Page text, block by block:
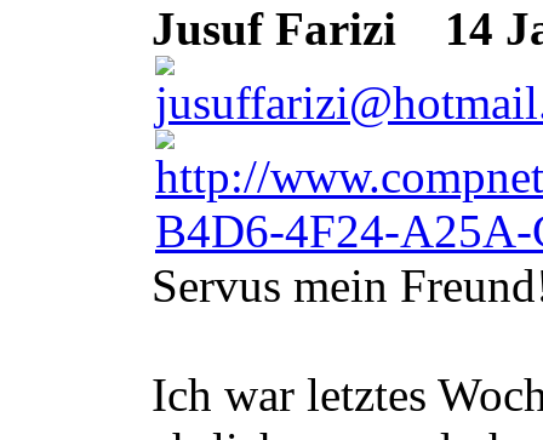
Jusuf Farizi
14
Servus mein
Ich war letztes